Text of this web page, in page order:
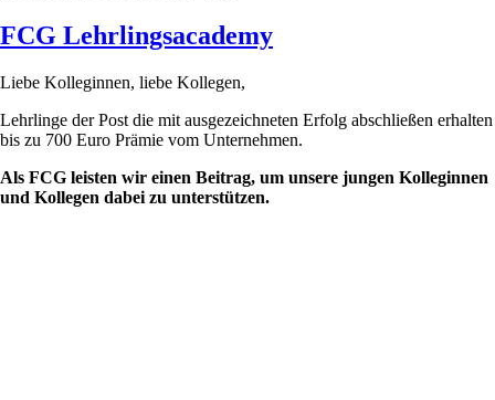
FCG Lehrlingsacademy
Liebe Kolleginnen, liebe Kollegen,
Lehrlinge der Post die mit ausgezeichneten Erfolg abschließen erhalten
bis zu 700 Euro Prämie vom Unternehmen.
Als FCG leisten wir einen Beitrag, um unsere jungen Kolleginnen
und Kollegen dabei zu unterstützen.